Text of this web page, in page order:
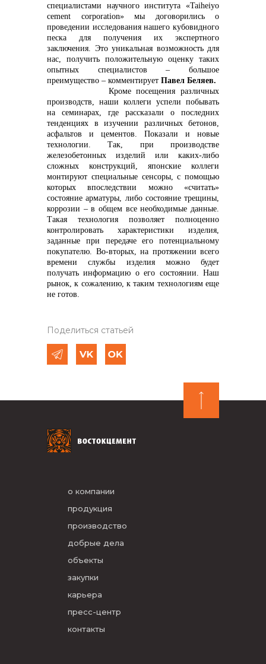
специалистами научного института «Taiheiyo
cement corporation» мы договорились о
проведении исследования нашего кубовидного
песка для получения их экспертного
заключения. Это уникальная возможность для
нас, получить положительную оценку таких
опытных специалистов – большое
преимущество – комментирует Павел Беляев.
Кроме посещения различных
производств, наши коллеги успели побывать
на семинарах, где рассказали о последних
тенденциях в изучении различных бетонов,
асфальтов и цементов. Показали и новые
технологии. Так, при производстве
железобетонных изделий или каких-либо
сложных конструкций, японские коллеги
монтируют специальные сенсоры, с помощью
которых впоследствии можно «считать»
состояние арматуры, либо состояние трещины,
коррозии – в общем все необходимые данные.
Такая технология позволяет полноценно
контролировать характеристики изделия,
заданные при передаче его потенциальному
покупателю. Во-вторых, на протяжении всего
времени службы изделия можно будет
получать информацию о его состоянии. Наш
рынок, к сожалению, к таким технологиям еще
не готов.
Поделиться статьей
о компании
продукция
производство
добрые дела
объекты
закупки
карьера
пресс-центр
контакты